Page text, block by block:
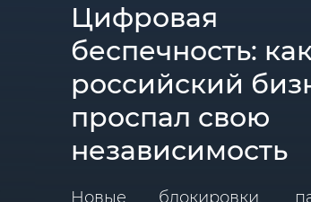
Цифровая
беспечность:
российский
проспал свою
независимость
Новые блокировки,